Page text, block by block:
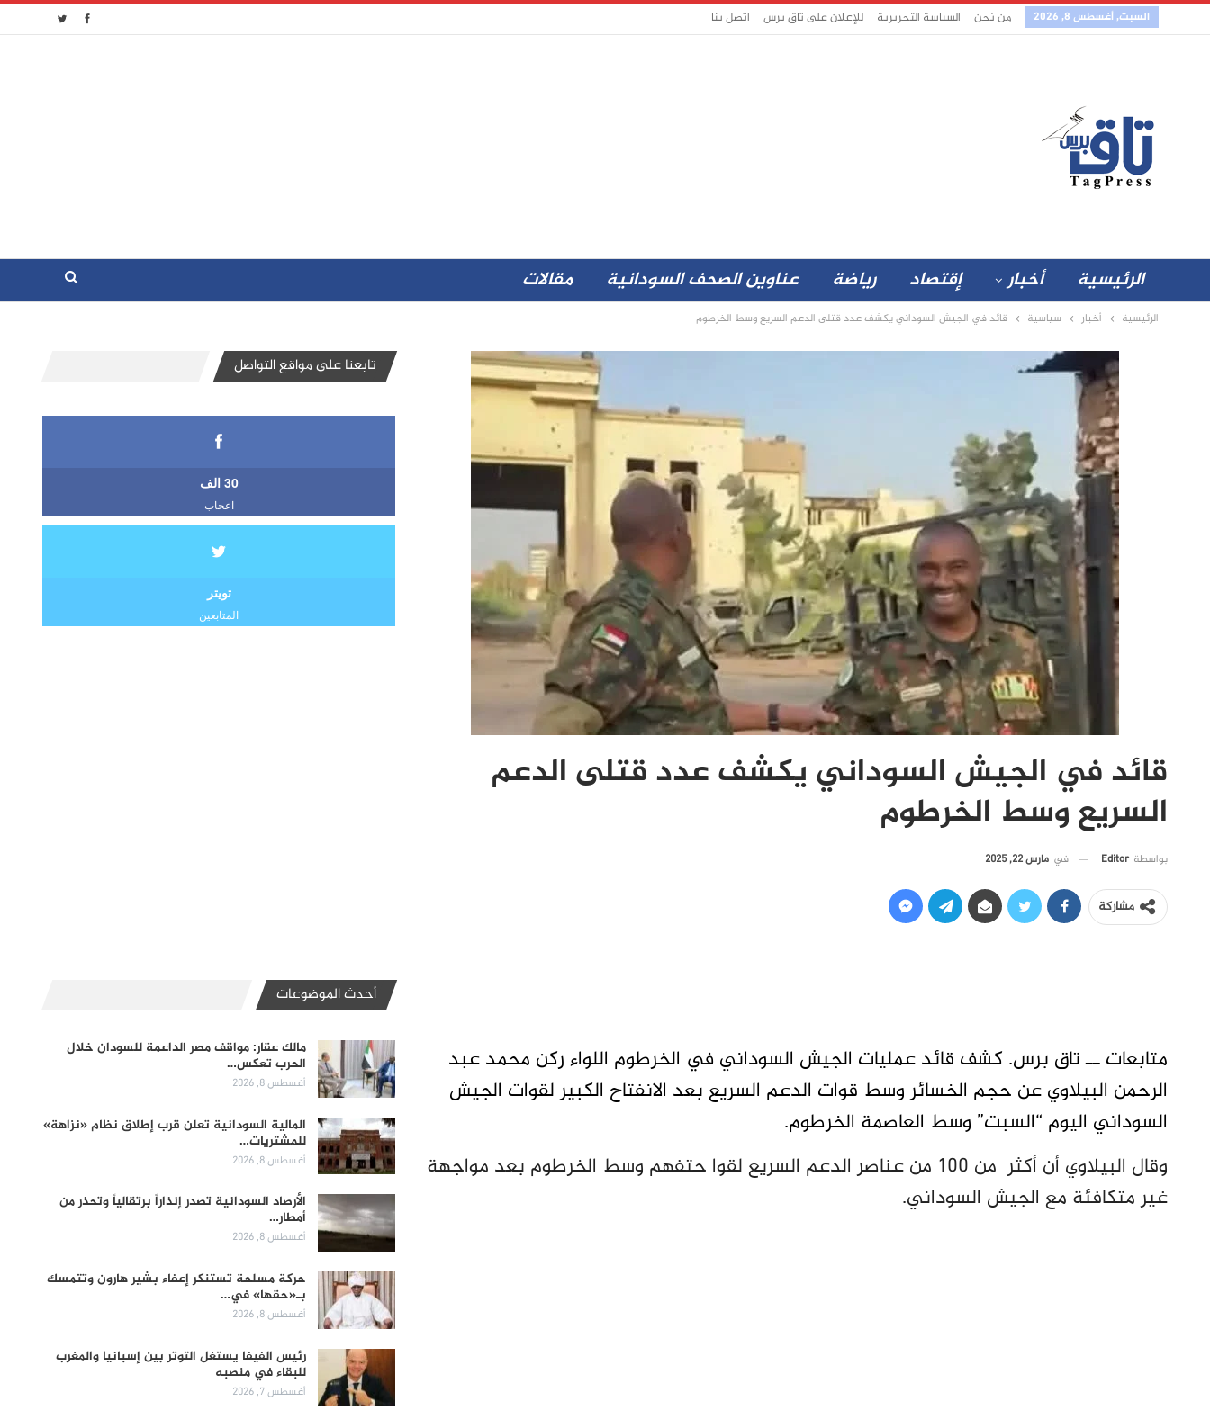
السبت, أغسطس 8, 2026 من نحن السياسة التحريرية للإعلان على تاق برس اتصل بنا
الرئيسية أخبار إقتصاد رياضة عناوين الصحف السودانية مقالات
الرئيسية أخبار سياسية قائد في الجيش السوداني يكشف عدد قتلى الدعم السريع وسط الخرطوم
قائد في الجيش السوداني يكشف عدد قتلى الدعم
السريع وسط الخرطوم
بواسطة Editor في مارس 22, 2025
مشاركة
متابعات ــ تاق برس. كشف قائد عمليات الجيش السوداني في الخرطوم اللواء ركن محمد عبد
الرحمن البيلاوي عن حجم الخسائر وسط قوات الدعم السريع بعد الانفتاح الكبير لقوات الجيش
السوداني اليوم “السبت” وسط العاصمة الخرطوم.
وقال البيلاوي أن أكثر من 100 من عناصر الدعم السريع لقوا حتفهم وسط الخرطوم بعد مواجهة
غير متكافئة مع الجيش السوداني.
تابعنا على مواقع التواصل
30 الف
اعجاب
تويتر
المتابعين
أحدث الموضوعات
مالك عقار: مواقف مصر الداعمة للسودان خلال
الحرب تعكس…
أغسطس 8, 2026
المالية السودانية تعلن قرب إطلاق نظام «نزاهة»
للمشتريات…
أغسطس 8, 2026
الأرصاد السودانية تصدر إنذاراً برتقالياً وتحذر من
أمطار…
أغسطس 8, 2026
حركة مسلحة تستنكر إعفاء بشير هارون وتتمسك
بـ«حقها» في…
أغسطس 8, 2026
رئيس الفيفا يستغل التوتر بين إسبانيا والمغرب
للبقاء في منصبه
أغسطس 7, 2026